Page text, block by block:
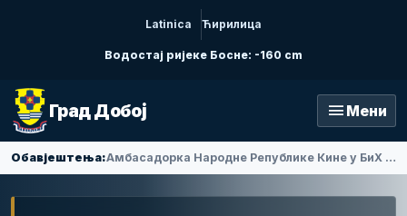
Latinica Ћирилица
Водостај ријеке Босне: -160 cm
Град Добој menu Мени
Обавјештења: Амбасадорка Народне Републике Кине у БиХ Ли Фан посјетила Добој